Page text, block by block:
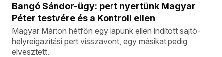
Bangó Sándor-ügy: pert nyertünk Magyar
Péter testvére és a Kontroll ellen
Magyar Márton hétfőn egy lapunk ellen indított sajtó-
helyreigazítási pert visszavont, egy másikat pedig
elvesztett.